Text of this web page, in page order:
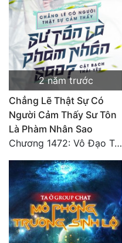
2 năm trước
Chẳng Lẽ Thật Sự Có
Người Cảm Thấy Sư Tôn
Là Phàm Nhân Sao
Chương 1472: Vô Đạo Tông (Đại kết cục)